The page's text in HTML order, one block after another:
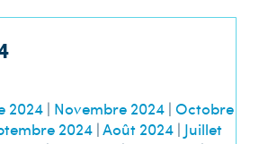
2024| Novembre 2024| Octobre
2024|Août 2024| Juillet